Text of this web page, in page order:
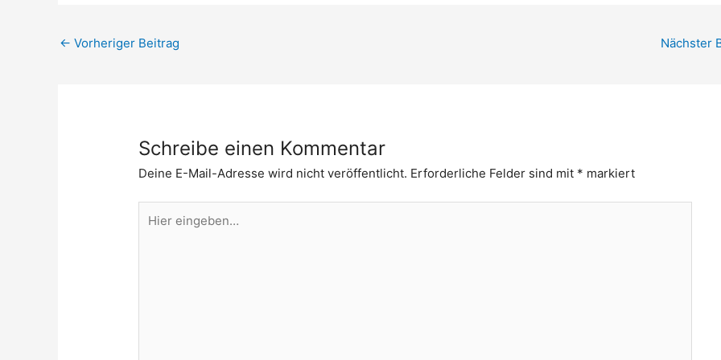
← Vorheriger Beitrag Nächster
Schreibe einen Kommentar
Deine E-Mail-Adresse wird nicht veröffentlicht. Erforderliche Felder sind mit * markiert
eingeben…